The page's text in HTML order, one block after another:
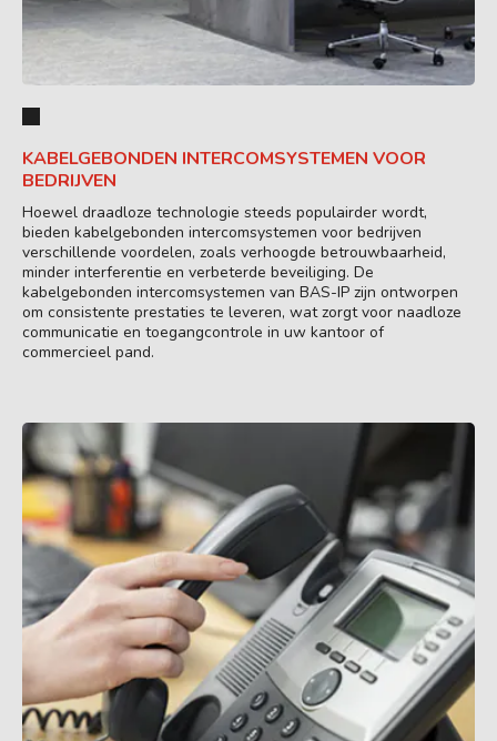
KABELGEBONDEN INTERCOMSYSTEMEN VOOR
BEDRIJVEN
Hoewel draadloze technologie steeds populairder wordt,
bieden kabelgebonden intercomsystemen voor bedrijven
verschillende voordelen, zoals verhoogde betrouwbaarheid,
minder interferentie en verbeterde beveiliging. De
kabelgebonden intercomsystemen van BAS-IP zijn ontworpen
om consistente prestaties te leveren, wat zorgt voor naadloze
communicatie en toegangcontrole in uw kantoor of
commercieel pand.